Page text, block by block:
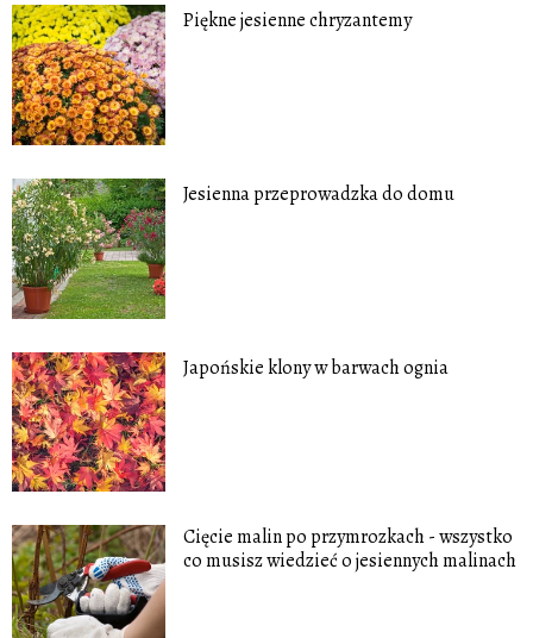
Piękne jesienne chryzantemy
Jesienna przeprowadzka do domu
Japońskie klony w barwach ognia
Cięcie malin po przymrozkach - wszystko
co musisz wiedzieć o jesiennych malinach